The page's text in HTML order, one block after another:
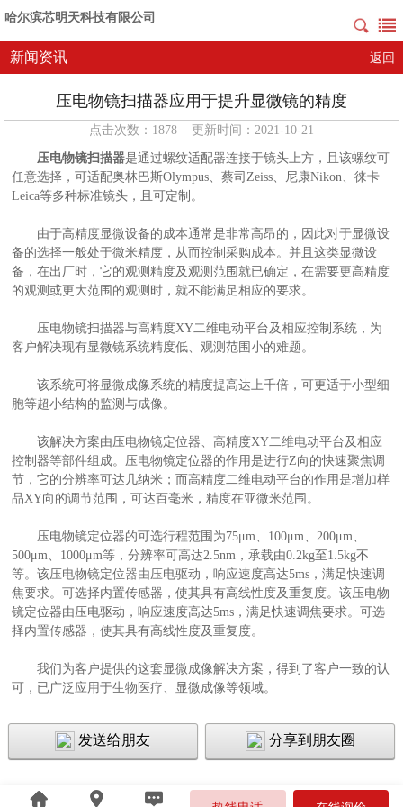
哈尔滨芯明天科技有限公司
新闻资讯 返回
压电物镜扫描器应用于提升显微镜的精度
点击次数：1878 更新时间：2021-10-21
压电物镜扫描器是通过螺纹适配器连接于镜头上方，且该螺纹可
任意选择，可适配奥林巴斯Olympus、蔡司Zeiss、尼康Nikon、徕卡
Leica等多种标准镜头，且可定制。
由于高精度显微设备的成本通常是非常高昂的，因此对于显微设
备的选择一般处于微米精度，从而控制采购成本。并且这类显微设
备，在出厂时，它的观测精度及观测范围就已确定，在需要更高精度
的观测或更大范围的观测时，就不能满足相应的要求。
压电物镜扫描器与高精度XY二维电动平台及相应控制系统，为
客户解决现有显微镜系统精度低、观测范围小的难题。
该系统可将显微成像系统的精度提高达上千倍，可更适于小型细
胞等超小结构的监测与成像。
该解决方案由压电物镜定位器、高精度XY二维电动平台及相应
控制器等部件组成。压电物镜定位器的作用是进行Z向的快速聚焦调
节，它的分辨率可达几纳米；而高精度二维电动平台的作用是增加样
品XY向的调节范围，可达百毫米，精度在亚微米范围。
压电物镜定位器的可选行程范围为75μm、100μm、200μm、
500μm、1000μm等，分辨率可高达2.5nm，承载由0.2kg至1.5kg不
等。该压电物镜定位器由压电驱动，响应速度高达5ms，满足快速调
焦要求。可选择内置传感器，使其具有高线性度及重复度。该压电物
镜定位器由压电驱动，响应速度高达5ms，满足快速调焦要求。可选
择内置传感器，使其具有高线性度及重复度。
我们为客户提供的这套显微成像解决方案，得到了客户一致的认
可，已广泛应用于生物医疗、显微成像等领域。
发送给朋友 分享到朋友圈